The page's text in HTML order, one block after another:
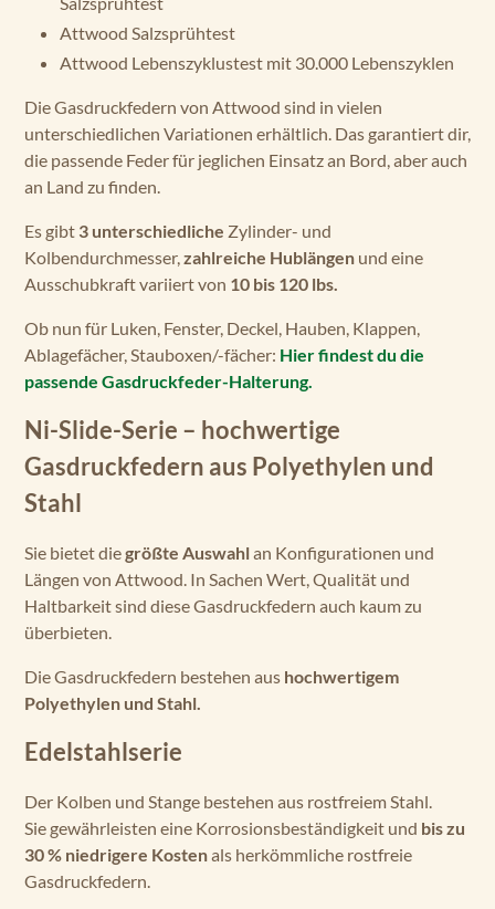
Attwood Salzsprühtest
Attwood Lebenszyklustest mit 30.000 Lebenszyklen
Die Gasdruckfedern von Attwood sind in vielen
unterschiedlichen Variationen erhältlich. Das garantiert dir,
die passende Feder für jeglichen Einsatz an Bord, aber auch
an Land zu finden.
Es gibt 3 unterschiedliche Zylinder- und
Kolbendurchmesser,zahlreiche Hublängen und eine
Ausschubkraft variiert von 10 bis 120 lbs.
Ob nun für Luken, Fenster, Deckel, Hauben, Klappen,
Ablagefächer, Stauboxen/-fächer: Hier findest du die
passende Gasdruckfeder-Halterung.
Ni-Slide-Serie – hochwertige
Gasdruckfedern aus Polyethylen und
Stahl
Sie bietet diegrößte Auswahlan Konfigurationen und
Längen von Attwood. In Sachen Wert, Qualität und
Haltbarkeit sind diese Gasdruckfedern auch kaum zu
überbieten.
Die Gasdruckfedern bestehen aus hochwertigem
Polyethylen und Stahl.
Edelstahlserie
Der Kolben und Stange bestehen aus rostfreiem Stahl.
Sie gewährleisten eine Korrosionsbeständigkeit und bis zu
30 % niedrigere Kostenals herkömmliche rostfreie
Gasdruckfedern.